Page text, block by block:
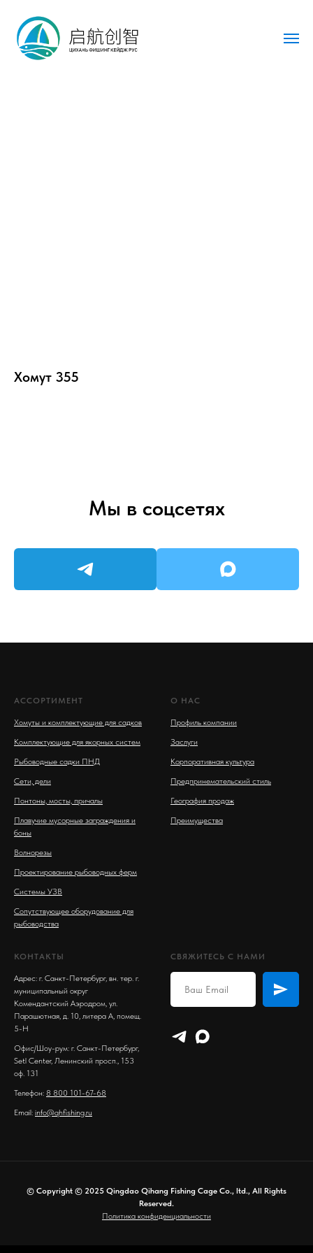
Хомут 355
Мы в соцсетях
АССОРТИМЕНТ
Хомуты и комплектующие для садков
Комплектующие для якорных систем
Рыбоводные садки ПНД
Сети, дели
Понтоны, мосты, причалы
Плавучие мусорные заграждения и
боны
Волнорезы
Проектирование рыбоводных ферм
Системы УЗВ
Сопутствующее оборудование для
рыбоводства
О НАС
Профиль компании
Заслуги
Корпоративная культура
Предпринемательский стиль
География продаж
Преимущества
КОНТАКТЫ
Адрес: г. Санкт-Петербург, вн. тер. г.
муниципальный округ
Комендантский Аэродром, ул.
Парашютная, д. 10, литера А, помещ.
5-Н
Офис/Шоу-рум: г. Санкт-Петербург,
Setl Center, Ленинский просп., 153
оф. 131
Телефон: 8 800 101-67-68
Email: info@qhfishing.ru
СВЯЖИТЕСЬ С НАМИ
© Copyright © 2025 Qingdao Qihang Fishing Cage Co., ltd., All Rights
Reserved.
Политика конфиденциальности